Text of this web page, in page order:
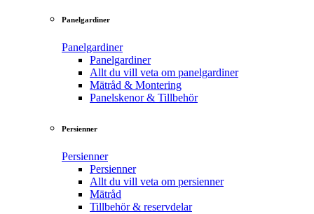
Panelgardiner
Panelgardiner
Panelgardiner
Allt du vill veta om panelgardiner
Mätråd & Montering
Panelskenor & Tillbehör
Persienner
Persienner
Persienner
Allt du vill veta om persienner
Mätråd
Tillbehör & reservdelar